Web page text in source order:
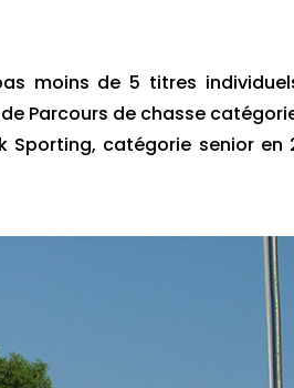
moins de 5 titres
Parcours de chasse
catégorie senior en